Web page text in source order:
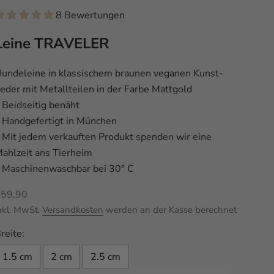
8 Bewertungen
TRAVELER
in klassischem braunen veganen Kunst-
mit Metallteilen in der Farbe Mattgold
Beidseitig benäht
Handgefertigt in München
Mit jedem verkauften Produkt spenden wir eine
ans Tierheim
Maschinenwaschbar bei 30° C
MwSt.Versandkosten werden an der Kasse berechnet
1.5 cm
2 cm 2.5 cm